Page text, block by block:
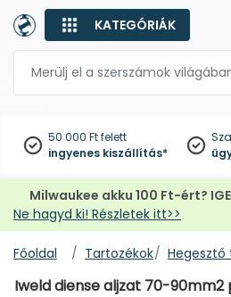
KATEGÓRIÁK
50 000 Ft felett
ingyenes kiszállítás*
Milwaukee akku 100 Ft-ért?
Ne hagyd ki! Részletek itt>>
Főoldal Tartozékok Hegesztő
Iweld diense aljzat 70-90mm2